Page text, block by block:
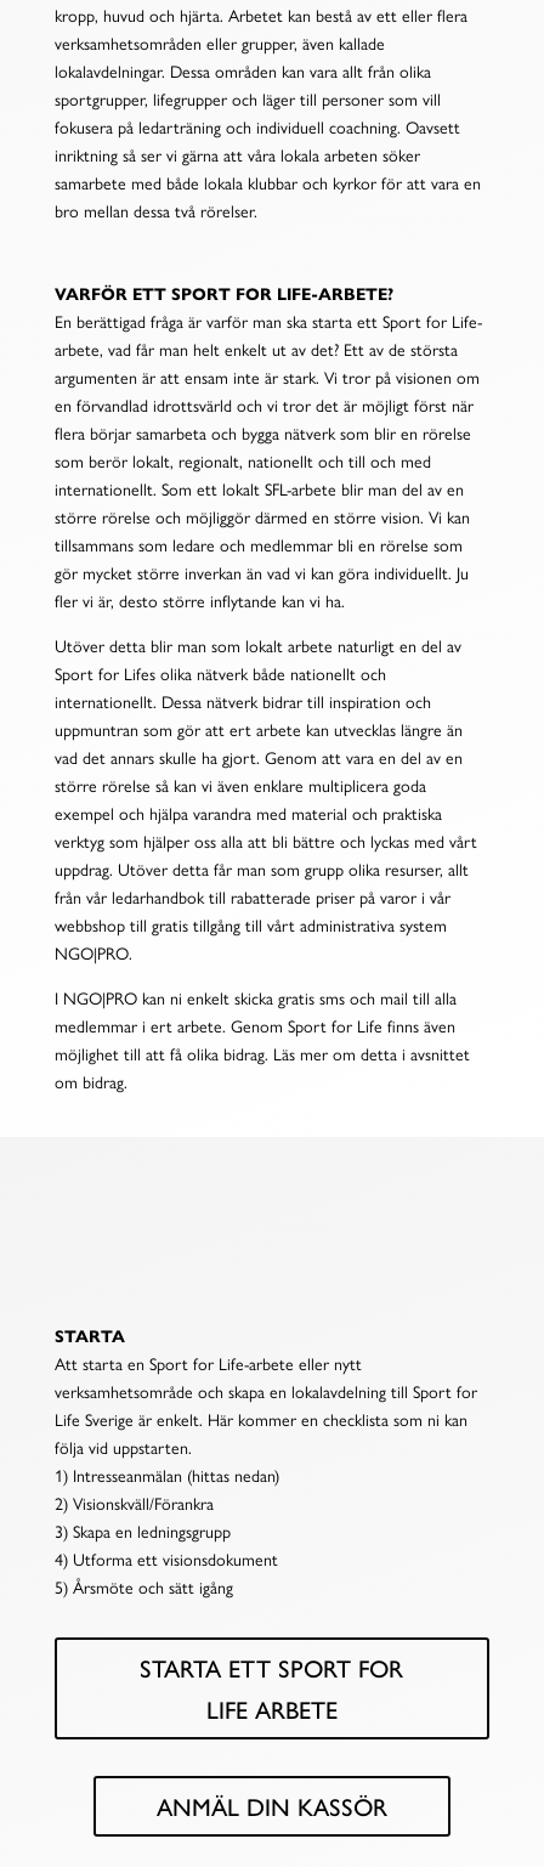
kropp, huvud och hjärta. Arbetet kan bestå av ett eller flera
verksamhetsområden eller grupper, även kallade
lokalavdelningar. Dessa områden kan vara allt från olika
sportgrupper, lifegrupper och läger till personer som vill
fokusera på ledarträning och individuell coachning. Oavsett
inriktning så ser vi gärna att våra lokala arbeten söker
samarbete med både lokala klubbar och kyrkor för att vara en
bro mellan dessa två rörelser.
VARFÖR ETT SPORT FOR LIFE-ARBETE?
En berättigad fråga är varför man ska starta ett Sport for Life-
arbete, vad får man helt enkelt ut av det? Ett av de största
argumenten är att ensam inte är stark. Vi tror på visionen om
en förvandlad idrottsvärld och vi tror det är möjligt först när
flera börjar samarbeta och bygga nätverk som blir en rörelse
som berör lokalt, regionalt, nationellt och till och med
internationellt. Som ett lokalt SFL-arbete blir man del av en
större rörelse och möjliggör därmed en större vision. Vi kan
tillsammans som ledare och medlemmar bli en rörelse som
gör mycket större inverkan än vad vi kan göra individuellt. Ju
fler vi är, desto större inflytande kan vi ha.
Utöver detta blir man som lokalt arbete naturligt en del av
Sport for Lifes olika nätverk både nationellt och
internationellt. Dessa nätverk bidrar till inspiration och
uppmuntran som gör att ert arbete kan utvecklas längre än
vad det annars skulle ha gjort. Genom att vara en del av en
större rörelse så kan vi även enklare multiplicera goda
exempel och hjälpa varandra med material och praktiska
verktyg som hjälper oss alla att bli bättre och lyckas med vårt
uppdrag. Utöver detta får man som grupp olika resurser, allt
från vår ledarhandbok till rabatterade priser på varor i vår
webbshop till gratis tillgång till vårt administrativa system
NGO|PRO.
I NGO|PRO kan ni enkelt skicka gratis sms och mail till alla
medlemmar i ert arbete. Genom Sport for Life finns även
möjlighet till att få olika bidrag. Läs mer om detta i avsnittet
om bidrag.
STARTA
Att starta en Sport for Life-arbete eller nytt
verksamhetsområde och skapa en lokalavdelning till Sport for
Life Sverige är enkelt. Här kommer en checklista som ni kan
följa vid uppstarten.
1) Intresseanmälan (hittas nedan)
2) Visionskväll/Förankra
3) Skapa en ledningsgrupp
4) Utforma ett visionsdokument
5) Årsmöte och sätt igång
STARTA ETT SPORT FOR
LIFE ARBETE
ANMÄL DIN KASSÖR